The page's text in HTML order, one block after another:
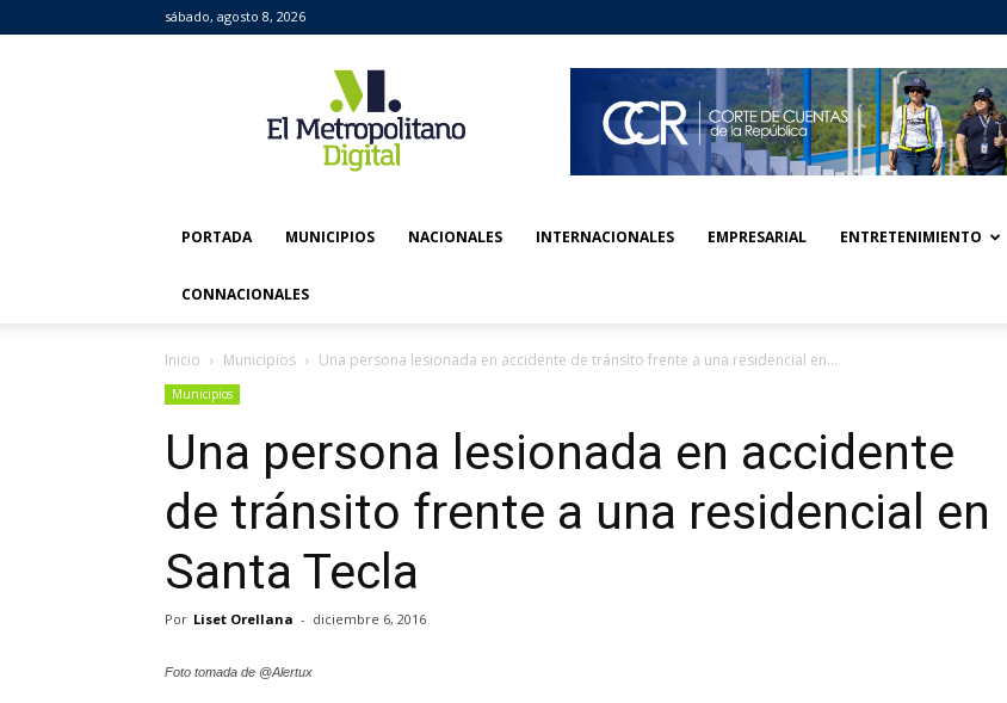
sábado, agosto 8, 2026
Metropolitano
Digital
PORTADA MUNICIPIOS NACIONALES INTERNACIONALES EMPRESARIAL ENTRETENIMIENTO
CONNACIONALES
Inicio Municipios Una persona lesionada en accidente de tránsito frente a una residencial en...
Municipios
Una persona lesionada en accidente
de tránsito frente a una residencial en
Santa Tecla
Por Liset Orellana - diciembre 6, 2016
Foto tomada de @Alertux